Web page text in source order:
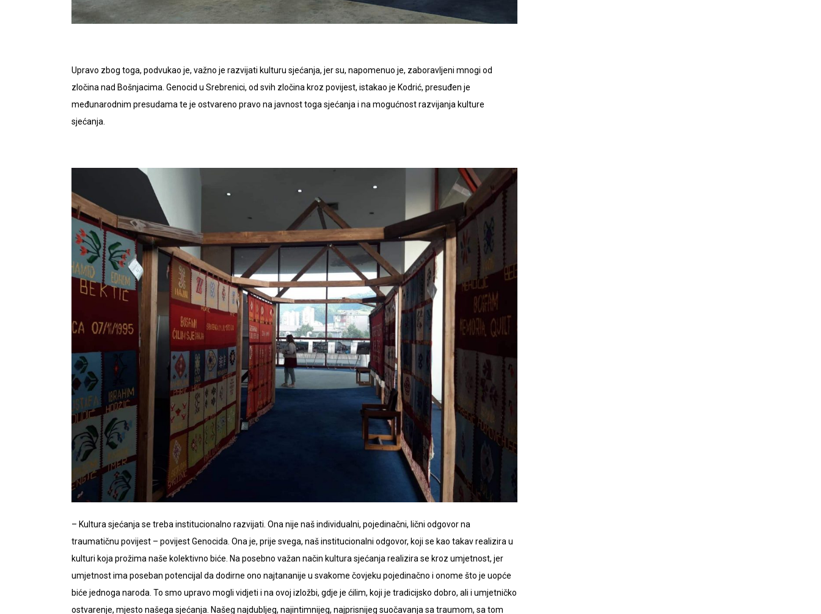
Upravo zbog toga, podvukao je, važno je razvijati kulturu sjećanja, jer su, napomenuo je, zaboravljeni mnogi od
zločina nad Bošnjacima. Genocid u Srebrenici, od svih zločina kroz povijest, istakao je Kodrić, presuđen je
međunarodnim presudama te je ostvareno pravo na javnost toga sjećanja i na mogućnost razvijanja kulture
sjećanja.
– Kultura sjećanja se treba institucionalno razvijati. Ona nije naš individualni, pojedinačni, lični odgovor na
traumatičnu povijest – povijest Genocida. Ona je, prije svega, naš institucionalni odgovor, koji se kao takav realizira u
kulturi koja prožima naše kolektivno biće. Na posebno važan način kultura sjećanja realizira se kroz umjetnost, jer
umjetnost ima poseban potencijal da dodirne ono najtananije u svakome čovjeku pojedinačno i onome što je uopće
biće jednoga naroda. To smo upravo mogli vidjeti i na ovoj izložbi, gdje je ćilim, koji je tradicijsko dobro, ali i umjetničko
ostvarenje, mjesto našega sjećanja. Našeg najdubljeg, najintimnijeg, najprisnijeg suočavanja sa traumom, sa tom